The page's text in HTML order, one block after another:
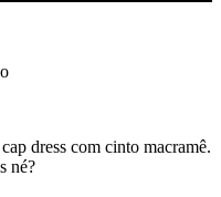
dress com cinto macramê.
né?